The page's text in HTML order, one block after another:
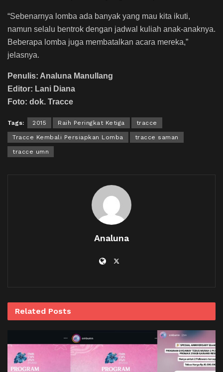
“Sebenarnya lomba ada banyak yang mau kita ikuti,
namun selalu bentrok dengan jadwal kuliah anak-anaknya.
Beberapa lomba juga membatalkan acara mereka,”
jelasnya.
Penulis: Analuna Manullang
Editor: Lani Diana
Foto: dok. Tracce
Tags: 2015 Raih Peringkat Ketiga tracce
Tracce Kembali Persiapkan Lomba tracce saman
tracce umn
Analuna
Related Posts